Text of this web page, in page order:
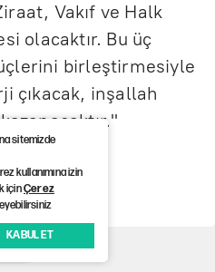
Vakıf ve Halk
olacaktır. Bu üç
birleştirmesiyle
çıkacak, inşallah
sitemizde
kullanımına izin
içinÇerez
KABUL ET